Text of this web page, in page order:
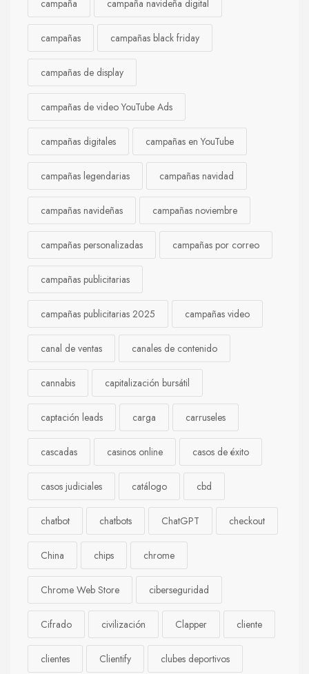
campaña campaña navideña digital
campañas campañas black friday
campañas de display
campañas de video YouTube Ads
campañas digitales campañas en YouTube
campañas legendarias campañas navidad
campañas navideñas campañas noviembre
campañas personalizadas campañas por correo
campañas publicitarias
campañas publicitarias 2025 campañas video
canal de ventas canales de contenido
cannabis capitalización bursátil
captación leads carga carruseles
cascadas casinos online casos de éxito
casos judiciales catálogo cbd
chatbot chatbots ChatGPT checkout
China chips chrome
Chrome Web Store ciberseguridad
Cifrado civilización Clapper cliente
clientes Clientify clubes deportivos